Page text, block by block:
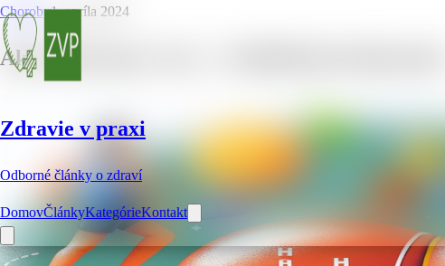
Zdravie v praxi
Odborné články o zdraví
DomovČlánkyKategórieKontakt
Choroby1. apríla 2024
Ako znížiť gmt v krvi – 10 dôležitých informácií